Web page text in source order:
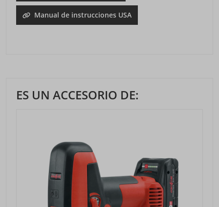
Manual de instrucciones USA
ES UN ACCESORIO DE: